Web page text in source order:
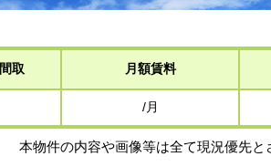
間取 月額賃料
/月
本物件の内容や画像等は全て現況優先と